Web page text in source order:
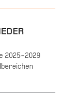
2025-2029